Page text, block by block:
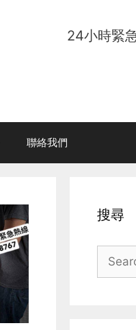
24小時緊
聯絡我們
搜尋
Search
for: